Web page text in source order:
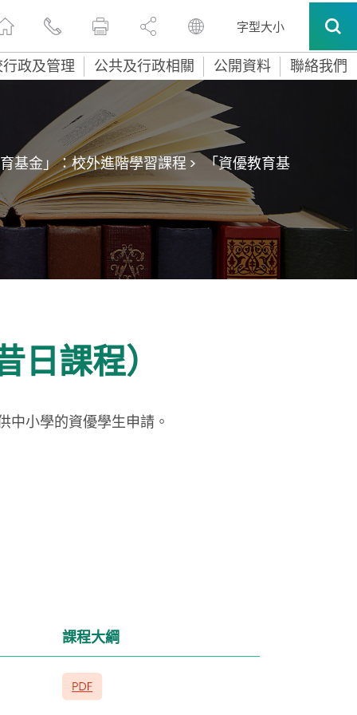
字型大小
政及管理 公共及行政相關 公開資料 聯絡我們
基金」：校外進階學習課程 > 「資優教育基
課程）
小學的資優學生申請。
課程大綱